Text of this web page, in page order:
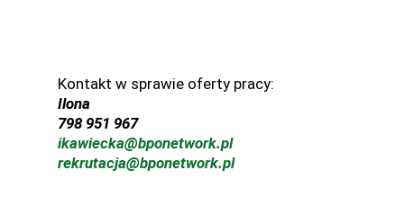
Kontakt w sprawie oferty pracy:
Ilona
798 951 967
ikawiecka@bponetwork.pl
rekrutacja@bponetwork.pl